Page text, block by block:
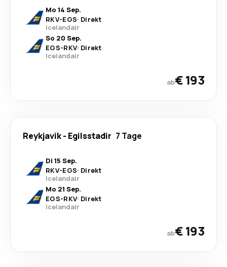
Mo 14 Sep.
RKV-EGS· Direkt
Icelandair
So 20 Sep.
EGS-RKV· Direkt
Icelandair
ab€ 193
Reykjavik- Egilsstadir 7 Tage
Di 15 Sep.
RKV-EGS· Direkt
Icelandair
Mo 21 Sep.
EGS-RKV· Direkt
Icelandair
ab€ 193